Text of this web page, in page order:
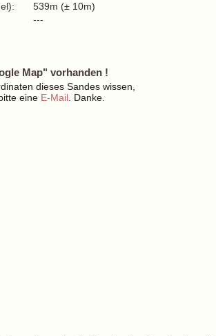
539m (± 10m)
---
Map" vorhanden !
dieses Sandes wissen,
eine E-Mail . Danke.